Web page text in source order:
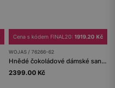
Cena s kódem FINAL20: 1919.20 Kč
WOJAS / 76266-62
Hnědé čokoládové dámské sandály s ažurovým vzorem
2399.00 Kč